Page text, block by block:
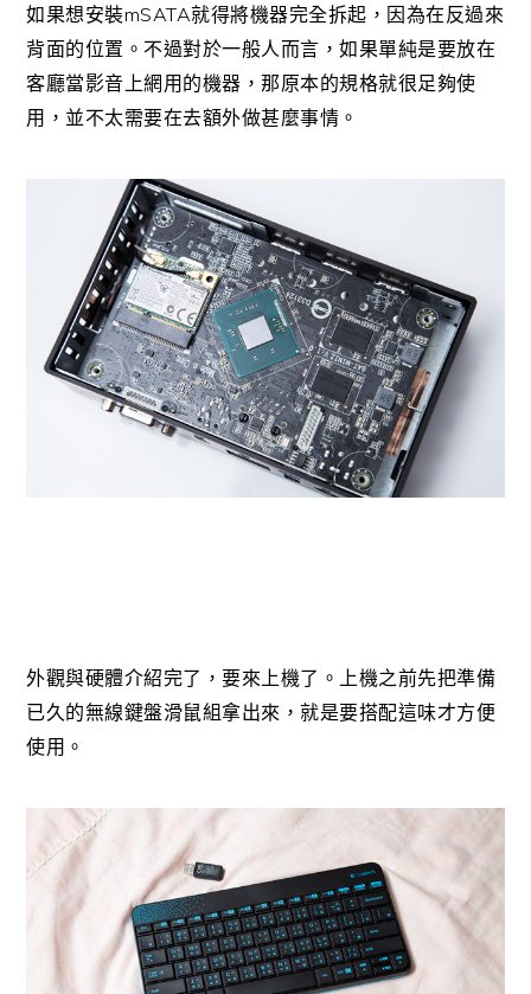
如果想安裝mSATA就得將機器完全拆起，因為在反過來
背面的位置。不過對於一般人而言，如果單純是要放在
客廳當影音上網用的機器，那原本的規格就很足夠使
用，並不太需要在去額外做甚麼事情。
外觀與硬體介紹完了，要來上機了。上機之前先把準備
已久的無線鍵盤滑鼠組拿出來，就是要搭配這味才方便
使用。